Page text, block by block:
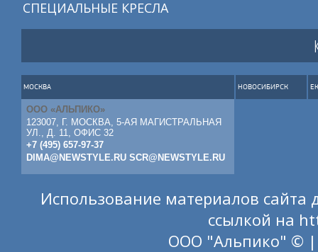
СПЕЦИАЛЬНЫЕ КРЕСЛА
МОСКВА
ООО «АЛЬПИКО»
123007, Г. МОСКВА, 5-АЯ МАГИСТРАЛЬНАЯ
УЛ., Д. 11, ОФИС 32
+7 (495) 657-97-37
DIMA@NEWSTYLE.RU SCR@NEWSTYLE.RU
НОВОСИБИРСК
Использование материалов сайта
ссылкой на
ООО "Альпико" © |